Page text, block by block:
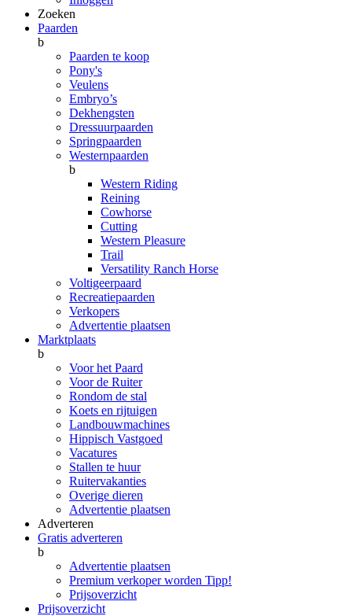
Zoeken
Paarden
b
Paarden te koop
Pony's
Veulens
Embryo’s
Dekhengsten
Dressuurpaarden
Springpaarden
Westernpaarden
b
Western Riding
Reining
Cowhorse
Cutting
Western Pleasure
Trail
Versatility Ranch Horse
Voltigeerpaard
Recreatiepaarden
Verkopers
Advertentie plaatsen
Marktplaats
b
Voor het Paard
Voor de Ruiter
Rondom de stal
Koets en rijtuigen
Landbouwmachines
Hippisch Vastgoed
Vacatures
Stallen te huur
Ruitervakanties
Overige dieren
Advertentie plaatsen
Adverteren
Gratis adverteren
b
Advertentie plaatsen
Premium verkoper worden Tipp!
Prijsoverzicht
Prijsoverzicht